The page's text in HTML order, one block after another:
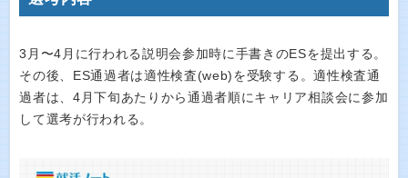
3月〜4月に行われる説明会参加時に手書きのESを提出する。
その後、ES通過者は適性検査(web)を受験する。適性検査通
過者は、4月下旬あたりから通過者順にキャリア相談会に参加
して選考が行われる。